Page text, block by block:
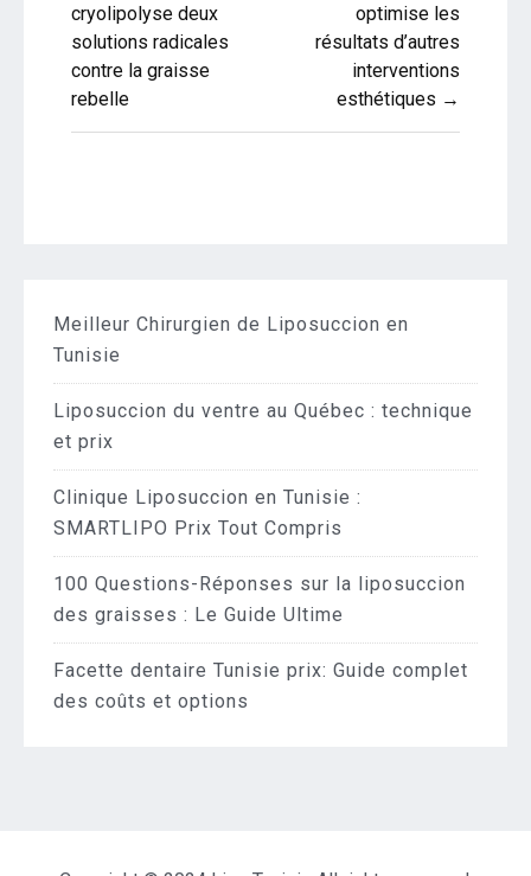
de
l’article
cryolipolyse deux
solutions radicales
contre la graisse
rebelle
optimise les
résultats d’autres
interventions
esthétiques →
Meilleur Chirurgien de Liposuccion en
Tunisie
Liposuccion du ventre au Québec : technique
et prix
Clinique Liposuccion en Tunisie :
SMARTLIPO Prix Tout Compris
100 Questions-Réponses sur la liposuccion
des graisses : Le Guide Ultime
Facette dentaire Tunisie prix: Guide complet
des coûts et options